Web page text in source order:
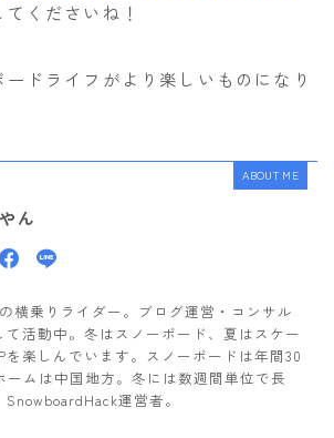
くださいね！
ドライフがより楽しいものになり
ABOUT ME
ん
横乗りライダー。ブログ運営・コンサル
活動中。冬はスノーボード、夏はスケー
を楽しんでいます。スノーボードは年間30
ームは中国地方。冬には数週間単位で長
運営者。